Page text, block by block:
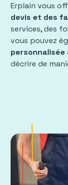
Erplain vous
devis et des
services, des
vous pouvez
personnalisée
décrire de